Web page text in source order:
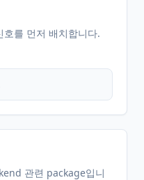
를 먼저 배치합니다.
관련 package입니